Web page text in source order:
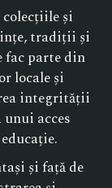
și
tradiții și
fac parte din
locale și
integrității
acces
și față de